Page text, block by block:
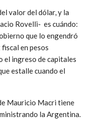
valor del dólar, y la
Rovelli- es cuándo:
que lo engendró
en pesos
el ingreso de capitales
estalle cuando el
Mauricio Macri tiene
la Argentina.